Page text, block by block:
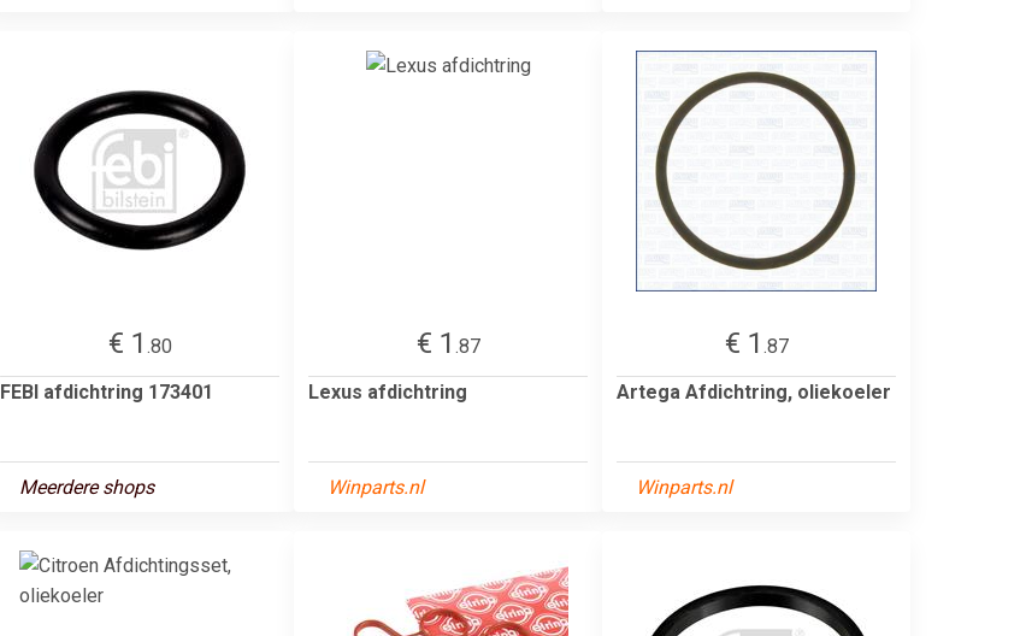
€ 1 .80
FEBI afdichtring 173401
Meerdere shops
€ 1 .87
Lexus afdichtring
Winparts.nl
€ 1 .87
Artega Afdichtring, oliekoeler
Winparts.nl